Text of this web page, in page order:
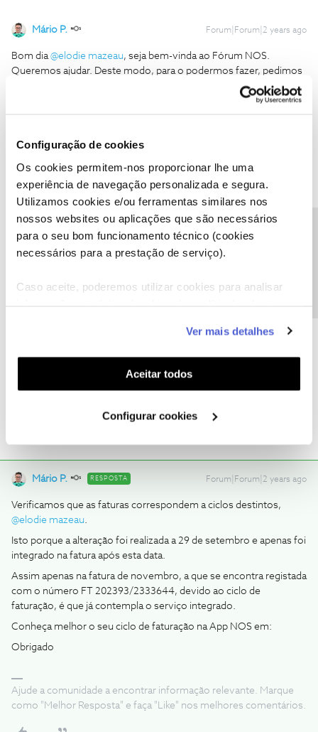
Configuração de cookies
Os cookies permitem-nos proporcionar lhe uma
experiência de navegação personalizada e segura.
Utilizamos cookies e/ou ferramentas similares nos
nossos websites ou aplicações que são necessários
para o seu bom funcionamento técnico (cookies
necessários para a prestação de serviço).
Caso aceite, poderemos utilizar cookies para analisar
funcionalidades (cookies de personalização e
funcionalidade) e adaptar anúncios aos seus interesses
(cookies de publicidade personalizada). Pode gerir a
utilização dos cookies clicando em "Configurar
Ver mais detalhes
Aceitar todos
Configurar cookies
Mário P. Forum|Forum|2 years ago
Bom dia@elodie mazeau, seja bem-vinda ao Fórum NOS.
Queremos ajudar. Deste modo, para o podermos fazer, pedimos
Ajude a comunidade a encontrar informação relevante. Marque
elodie mazeau Forum|Forum|2 years ago
O número da fatura de telemóvel é FT202316/1374660 (19.47
Mário P. RESPOSTA Forum|Forum|2 years ago
Verificamos que as faturas correspondem a ciclos destintos,
@elodie mazeau.
Isto porque a alteração foi realizada a 29 de setembro e apenas foi
integrado na fatura após esta data.
Assim apenas na fatura de novembro, a que se encontra registada
com o número FT 202393/2333644, devido ao ciclo de
faturação, é que já contempla o serviço integrado.
Conheça melhor o seu ciclo de faturação na App NOS em:
Obrigado
Ajude a comunidade a encontrar informação relevante. Marque
como "Melhor Resposta" e faça "Like" nos melhores comentários.